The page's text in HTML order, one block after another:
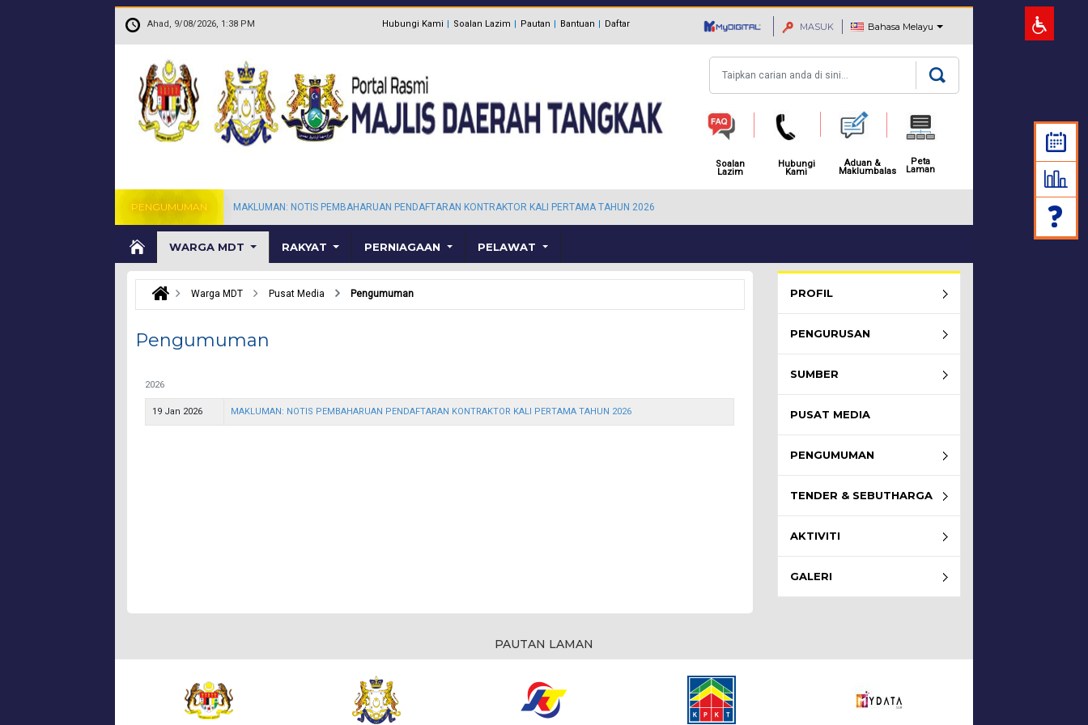
Langkau ke kandungan utama
. Ahad, 9/08/2026, 1:38 PM Hubungi Kami Soalan Lazim Pautan Bantuan Daftar MASUK Bahasa Melayu
Carian
Soalan
Lazim
Hubungi
Kami
Aduan &
Maklumbalas
Peta
Laman
PENGUMUMAN MAKLUMAN: NOTIS PEMBAHARUAN PENDAFTARAN KONTRAKTOR KALI PERTAMA TAHUN 2026 MAKLUMAN: NOTIS
WARGA MDT RAKYAT PERNIAGAAN PELAWAT
Warga MDT Pusat Media Pengumuman
Pengumuman
2026
19 Jan 2026 MAKLUMAN: NOTIS PEMBAHARUAN PENDAFTARAN KONTRAKTOR KALI PERTAMA TAHUN 2026
PROFIL
PENGURUSAN
SUMBER
PUSAT MEDIA
PENGUMUMAN
TENDER & SEBUTHARGA
AKTIVITI
GALERI
PAUTAN LAMAN